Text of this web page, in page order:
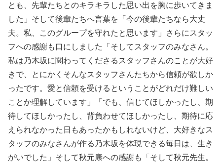
とも、先輩たちとのキラキラした思い出を胸に歩いてきま
した」そして後輩たちへ言葉を「今の後輩たちなら大丈
夫。私、このグループを守れたと思います」さらにスタッ
フへの感謝も口にしました「そしてスタッフのみなさん。
私は乃木坂に関わってくださるスタッフさんのことが大好
きで、とにかくそんなスタッフさんたちから信頼が欲しか
ったです。愛と信頼を受けるということがどれだけ難しい
ことか理解しています」「でも、信じてほしかったし、期
待してほしかったし、背負わせてほしかったし、期待に応
えられなかった日もあったかもしれないけど、大好きなス
タッフのみなさんが作る乃木坂を体現できる毎日は、生き
がいでした」そして秋元康への感謝も「そして秋元先生。